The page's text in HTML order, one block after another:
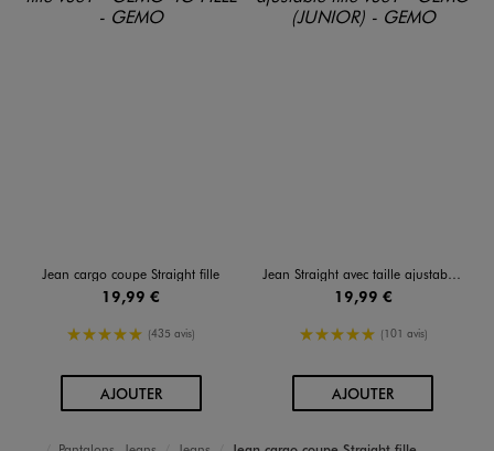
Jean cargo coupe Straight fille
19,99 €
5/5 de moyenne
(435 avis)
AJOUTERAU PANIER
Jean Straight avec taille ajustable fille
19,99 €
5/5 de moyenne
(101 avis)
AJOUTERAU PANIER